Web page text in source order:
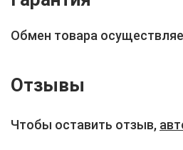
Обмен товара
Отзывы
Чтобы оставить отзыв,